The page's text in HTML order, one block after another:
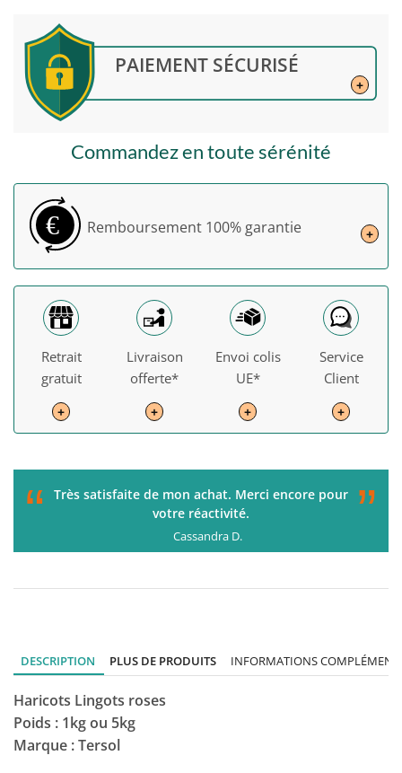
5kg
PAIEMENT SÉCURISÉ
+
Commandez en toute sérénité
€ Remboursement 100% garantie +
Retrait
gratuit
+
Livraison
offerte*
+
Envoi colis
UE*
+
Service
Client
+
“
C'était parfait de la commande à la livraison. Je
recommande !
Gérard H. ”
DESCRIPTION PLUS DE PRODUITS INFORMATIONS
Haricots Lingots roses
Poids : 1kg ou 5kg
Marque : Tersol